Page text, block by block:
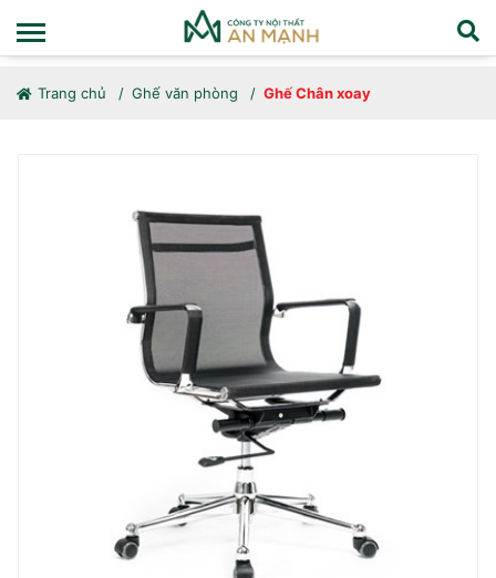
Trang chủ Ghế văn phòng Ghế Chân xoay